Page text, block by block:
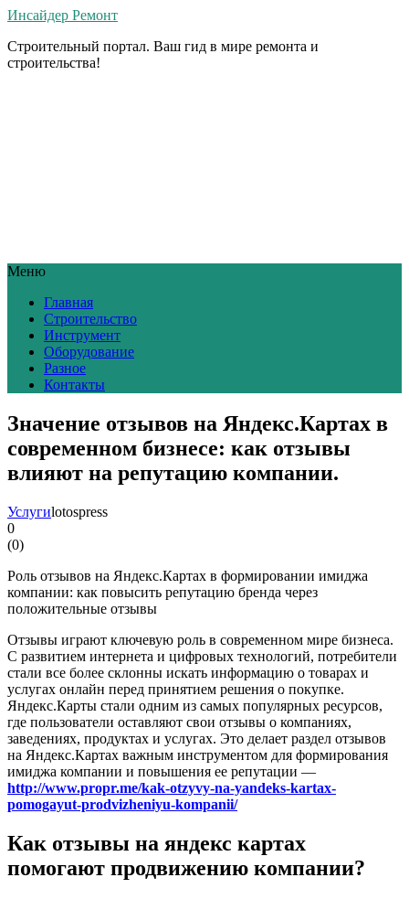
Инсайдер Ремонт
Строительный портал. Ваш гид в мире ремонта и
строительства!
Меню
Главная
Строительство
Инструмент
Оборудование
Разное
Контакты
Значение отзывов на Яндекс.Картах в
современном бизнесе: как отзывы
влияют на репутацию компании.
Услугиlotospress
0
(0)
Роль отзывов на Яндекс.Картах в формировании имиджа
компании: как повысить репутацию бренда через
положительные отзывы
Отзывы играют ключевую роль в современном мире бизнеса.
С развитием интернета и цифровых технологий, потребители
стали все более склонны искать информацию о товарах и
услугах онлайн перед принятием решения о покупке.
Яндекс.Карты стали одним из самых популярных ресурсов,
где пользователи оставляют свои отзывы о компаниях,
заведениях, продуктах и услугах. Это делает раздел отзывов
на Яндекс.Картах важным инструментом для формирования
имиджа компании и повышения ее репутации —
http://www.propr.me/kak-otzyvy-na-yandeks-kartax-
pomogayut-prodvizheniyu-kompanii/
Как отзывы на яндекс картах
помогают продвижению компании?